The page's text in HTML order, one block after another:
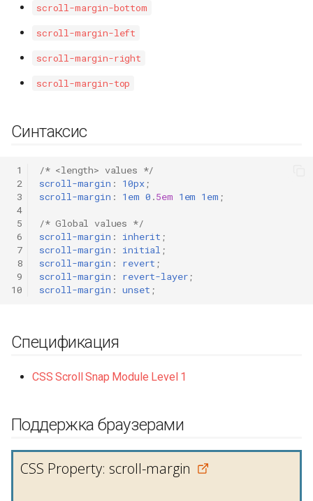
scroll-margin-bottom
scroll-margin-left
scroll-margin-right
scroll-margin-top
Синтаксис
1
2
3
4
5
6
7
8
9
10
/* <length> values */
scroll-margin : 10px;
scroll-margin : 1em 0 .5em 1em 1em ;
/* Global values */
scroll-margin : inherit ;
scroll-margin : initial ;
scroll-margin : revert ;
scroll-margin : revert-layer;
scroll-margin : unset ;
Спецификация
CSS Scroll Snap Module Level 1
Поддержка браузерами